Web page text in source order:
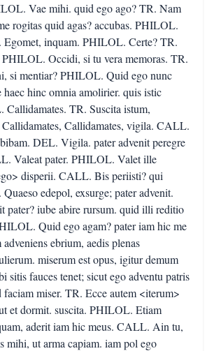
Vae mihi. quid ego ago? TR. Nam
rogitas quid agas? accubas. PHILOL.
inquam. PHILOL. Certe? TR.
Occidi, si tu vera memoras. TR.
si mentiar? PHILOL. Quid ego nunc
hinc omnia amolirier. quis istic
TR. Suscita istum,
Callidamates, vigila. CALL.
DEL. Vigila. pater advenit peregre
Valeat pater. PHILOL. Valet ille
disperii. CALL. Bis periisti? qui
edepol, exsurge; pater advenit.
pater? iube abire rursum. quid illi reditio
Quid ego agam? pater iam hic me
ebrium, aedis plenas
miserum est opus, igitur demum
sitis fauces tenet; sicut ego adventu patris
miser. TR. Ecce autem <iterum>
et dormit. suscita. PHILOL. Etiam
aderit iam hic meus. CALL. Ain tu,
mihi, ut arma capiam. iam pol ego